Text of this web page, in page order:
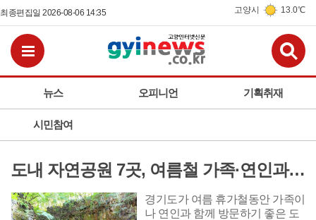
최종편집일 2026-08-06 14:35 고양시 13.0℃
뉴스 오피니언 기획취재
시민참여
도내 자연공원 7곳, 여름철 가족·연인과 함께 즐길 수 있는 자연휴식처 추천
경기도가 여름 휴가철동안 가족이
나 연인과 함께 방문하기 좋은 도